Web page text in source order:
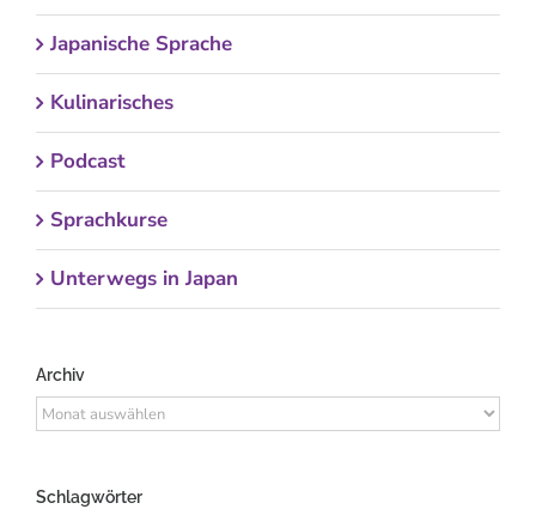
Japanische Sprache
Kulinarisches
Podcast
Sprachkurse
Unterwegs in Japan
Archiv
Archiv
Schlagwörter